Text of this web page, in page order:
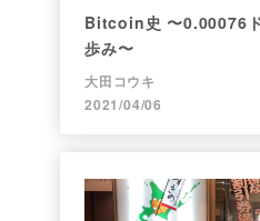
Bitcoin史 〜0.00076
歩み〜
大田コウキ
2021/04/06